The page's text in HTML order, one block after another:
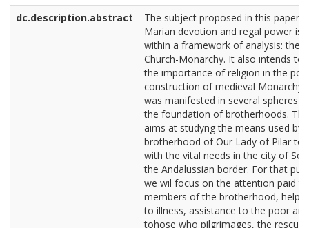
dc.description.abstract
The subject proposed in this paper
Marian devotion and regal power is
within a framework of analysis: the
Church-Monarchy. It also intends to
the importance of religion in the
construction of medieval Monarchy
was manifested in several spheres
the foundation of brotherhoods.
aims at studyng the means used by
brotherhood of Our Lady of Pilar to
with the vital needs in the city of
the Andalussian border. For that
we wil focus on the attention paid
members of the brotherhood, help
to illness, assistance to the poor
tohose who pilgrimages, the rescue